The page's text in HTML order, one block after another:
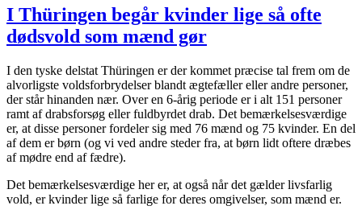
kvindernes
mærkværdige
passivitet
I Thüringen begår kvinder lige så ofte
dødsvold som mænd gør
I den tyske delstat Thüringen er der kommet præcise tal frem om de
alvorligste voldsforbrydelser blandt ægtefæller eller andre personer,
der står hinanden nær. Over en 6-årig periode er i alt 151 personer
ramt af drabsforsøg eller fuldbyrdet drab. Det bemærkelsesværdige
er, at disse personer fordeler sig med 76 mænd og 75 kvinder. En del
af dem er børn (og vi ved andre steder fra, at børn lidt oftere dræbes
af mødre end af fædre).
Det bemærkelsesværdige her er, at også når det gælder livsfarlig
vold, er kvinder lige så farlige for deres omgivelser, som mænd er.